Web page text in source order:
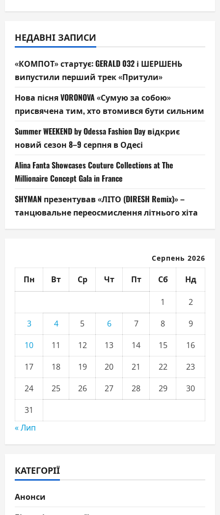
НЕДАВНІ ЗАПИСИ
«КОМПОТ» стартує: GERALD 032 і ШЕРШЕНЬ
випустили перший трек «Притули»
Нова пісня VORONOVA «Сумую за собою»
присвячена тим, хто втомився бути сильним
Summer WEEKEND by Odessa Fashion Day відкриє
новий сезон 8–9 серпня в Одесі
Alina Fanta Showcases Couture Collections at The
Millionaire Concept Gala in France
SHYMAN презентував «ЛІТО (DIRESH Remix)» –
танцювальне переосмислення літнього хіта
Серпень 2026
Пн Вт Ср Чт Пт Сб Нд
1
2
3
4 5 6 7 8
9
10
11 12 13 14 15
16
17
18 19 20 21 22
23
24
25 26 27 28 29
30
31
« Лип
КАТЕГОРІЇ
Анонси